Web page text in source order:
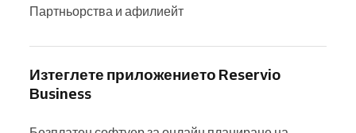
Партньорства и афилиейт
Изтеглете приложението Reservio
Business